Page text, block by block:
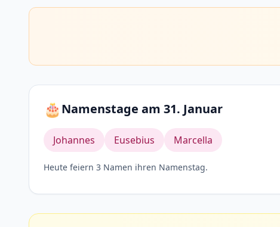
🎂Namenstage am 31. Januar
Johannes Eusebius Marcella
Heute feiern 3 Namen ihren Namenstag.